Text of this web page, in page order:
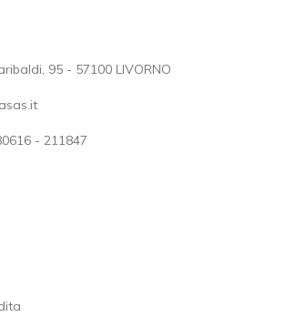
95 - 57100 LIVORNO
- 211847